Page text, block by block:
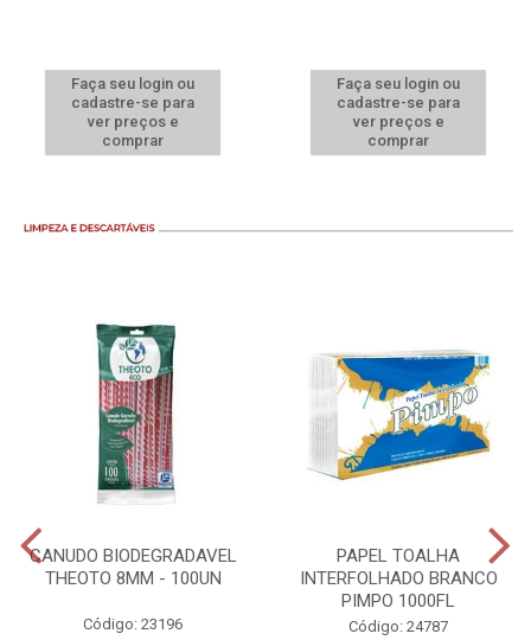
Faça seu login ou
cadastre-se para
ver preços e
comprar
Faça seu login ou
cadastre-se para
ver preços e
comprar
CANUDO BIODEGRADAVEL
THEOTO 8MM - 100UN
Código: 23196
PAPEL TOALHA
INTERFOLHADO BRANCO
PIMPO 1000FL
Código: 24787